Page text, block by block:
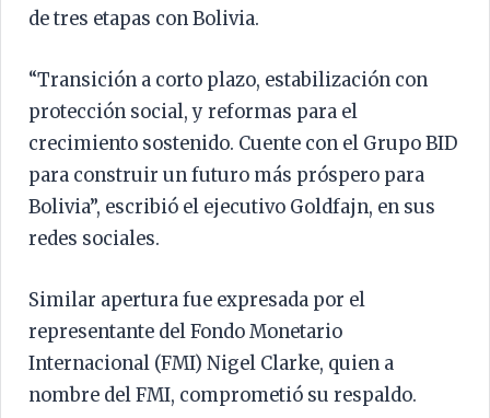
de tres etapas con Bolivia.
“Transición a corto plazo, estabilización con
protección social, y reformas para el
crecimiento sostenido. Cuente con el Grupo BID
para construir un futuro más próspero para
Bolivia”, escribió el ejecutivo Goldfajn, en sus
redes sociales.
Similar apertura fue expresada por el
representante del Fondo Monetario
Internacional (FMI) Nigel Clarke, quien a
nombre del FMI, comprometió su respaldo.